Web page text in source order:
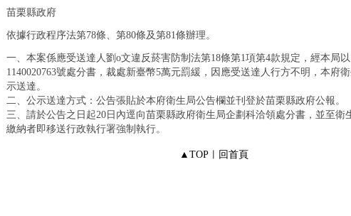
苗栗縣政府
依據行政程序法第78條、第80條及第81條辦理。
一、本案係應受送達人劉o文違反菸害防制法第18條第1項第4款規定，經本局
1140020763號處分書，裁處新臺幣5萬元罰緩，因應受送達人行方不明，本府
示送達。
二、公示送達方式：公告張貼於本府衛生局公告欄並刊登於苗栗縣政府公報。
三、請於公告之日起20日內逕向苗栗縣政府衛生局企劃科洽領處分書，並至衛
繳納者即移送行政執行署強制執行。
▲TOP︱ 回首頁